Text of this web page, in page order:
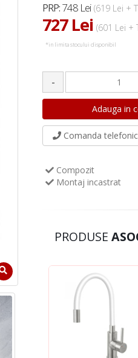
PRP:748 Lei (619 Lei +
727 Lei (601 Lei +
*in limita stocului disponibil
-
Comanda telefonic
Compozit
Montaj incastrat
PRODUSE